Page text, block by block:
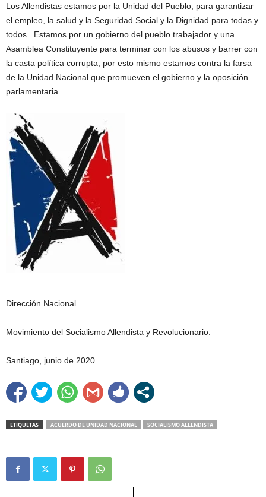
Los Allendistas estamos por la Unidad del Pueblo, para garantizar
el empleo, la salud y la Seguridad Social y la Dignidad para todas y
todos. Estamos por un gobierno del pueblo trabajador y una
Asamblea Constituyente para terminar con los abusos y barrer con
la casta política corrupta, por esto mismo estamos contra la farsa
de la Unidad Nacional que promueven el gobierno y la oposición
parlamentaria.
Dirección Nacional
Movimiento del Socialismo Allendista y Revolucionario.
Santiago, junio de 2020.
ETIQUETAS ACUERDO DE UNIDAD NACIONAL SOCIALISMO ALLENDISTA